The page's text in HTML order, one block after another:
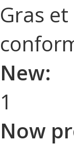
Gras
New:
1
Now